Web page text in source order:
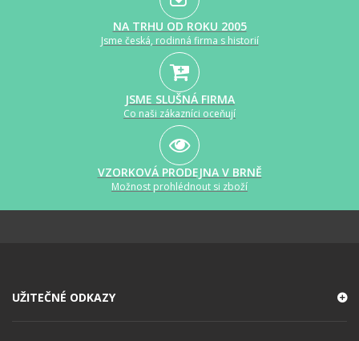
NA TRHU OD ROKU 2005
Jsme česká, rodinná firma s historií
JSME SLUŠNÁ FIRMA
Co naši zákazníci oceňují
VZORKOVÁ PRODEJNA V BRNĚ
Možnost prohlédnout si zboží
UŽITEČNÉ ODKAZY